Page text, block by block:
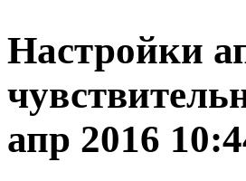
Настройки
апр 2016